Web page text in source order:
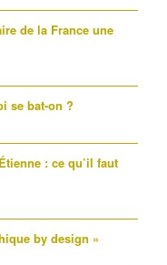
de la France une
se bat-on ?
: ce qu’il faut
by design »